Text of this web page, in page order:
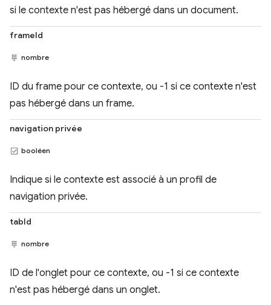
si le contexte n'est pas hébergé dans un document.
frameId
nombre
ID du frame pour ce contexte, ou -1 si ce contexte n'est
pas hébergé dans un frame.
navigation privée
booléen
Indique si le contexte est associé à un profil de
navigation privée.
tabId
nombre
ID de l'onglet pour ce contexte, ou -1 si ce contexte
n'est pas hébergé dans un onglet.